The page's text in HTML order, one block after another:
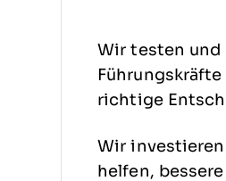
Wir testen und
richtige
Wir
helfen,